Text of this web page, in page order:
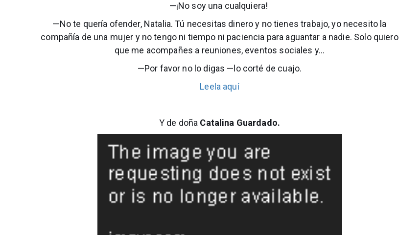
—¡No soy una cualquiera!
—No te quería ofender, Natalia. Tú necesitas dinero y no tienes trabajo, yo necesito la
compañía de una mujer y no tengo ni tiempo ni paciencia para aguantar a nadie. Solo quiero
que me acompañes a reuniones, eventos sociales y...
—Por favor no lo digas —lo corté de cuajo.
Leela aquí
Y de doña Catalina Guardado.